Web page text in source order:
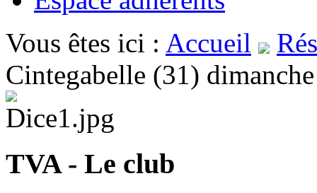
Vous êtes ici : Accueil
Cintegabelle (31)
TVA - Le club